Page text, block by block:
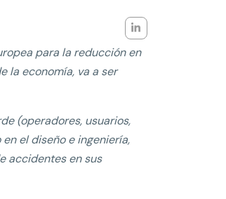
para la reducción en
la economía, va a ser
(operadores, usuarios,
el diseño e ingeniería,
accidentes en sus